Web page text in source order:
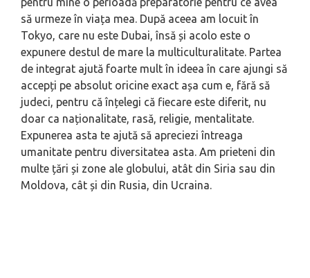
să urmeze în viața mea. După aceea am locuit în
Tokyo, care nu este Dubai, însă și acolo este o
expunere destul de mare la multiculturalitate. Partea
de integrat ajută foarte mult în ideea în care ajungi să
accepți pe absolut oricine exact așa cum e, fără să
judeci, pentru că înțelegi că fiecare este diferit, nu
doar ca naționalitate, rasă, religie, mentalitate.
Expunerea asta te ajută să apreciezi întreaga
umanitate pentru diversitatea asta. Am prieteni din
multe țări și zone ale globului, atât din Siria sau din
Moldova, cât și din Rusia, din Ucraina.